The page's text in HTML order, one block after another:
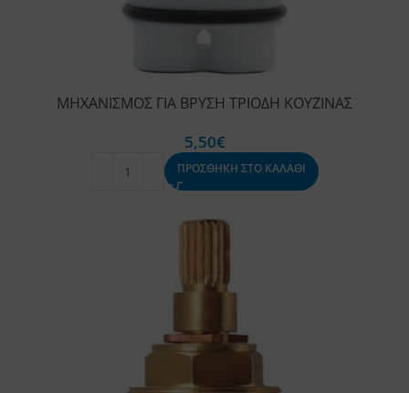
ΜΗΧΑΝΙΣΜΟΣ ΓΙΑ ΒΡΥΣΗ ΤΡΙΟΔΗ ΚΟΥΖΙΝΑΣ
5,50€
ΠΡΟΣΘΗΚΗ ΣΤΟ ΚΑΛΑΘΙ